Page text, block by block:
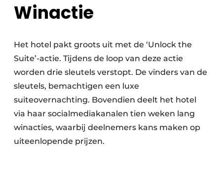
Winactie
Het hotel pakt groots uit met de ‘Unlock the
Suite’-actie. Tijdens de loop van deze actie
worden drie sleutels verstopt. De vinders van de
sleutels, bemachtigen een luxe
suiteovernachting. Bovendien deelt het hotel
via haar socialmediakanalen tien weken lang
winacties, waarbij deelnemers kans maken op
uiteenlopende prijzen.